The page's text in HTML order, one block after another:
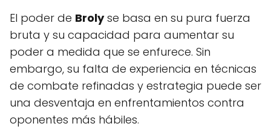
El poder de Brolyse basa en su pura fuerza
bruta y su capacidad para aumentar su
poder a medida que se enfurece. Sin
embargo, su falta de experiencia en técnicas
de combate refinadas y estrategia puede ser
una desventaja en enfrentamientos contra
oponentes más hábiles.